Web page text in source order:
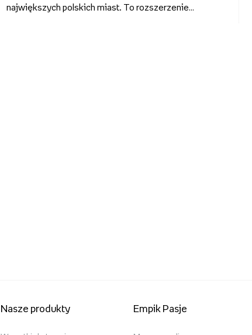
największych polskich miast. To rozszerzenie
Nasze produkty Empik Pasje